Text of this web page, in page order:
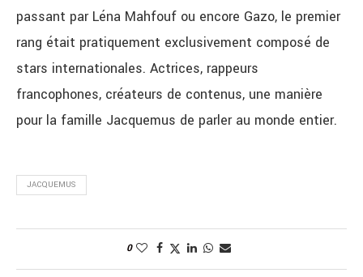
passant par Léna Mahfouf ou encore Gazo, le premier
rang était pratiquement exclusivement composé de
stars internationales. Actrices, rappeurs
francophones, créateurs de contenus, une manière
pour la famille Jacquemus de parler au monde entier.
JACQUEMUS
0